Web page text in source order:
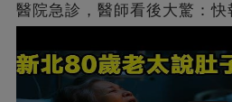
醫院急診，醫師看後大驚：快